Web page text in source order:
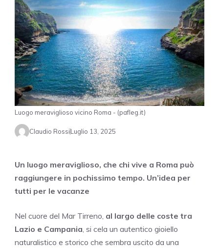
Luogo meraviglioso vicino Roma - (pafleg.it)
Claudio RossiLuglio 13, 2025
Un luogo meraviglioso, che chi vive a Roma può
raggiungere in pochissimo tempo. Un’idea per
tutti per le vacanze
Nel cuore del Mar Tirreno, al largo delle coste tra
Lazio e Campania, si cela un autentico gioiello
naturalistico e storico che sembra uscito da una